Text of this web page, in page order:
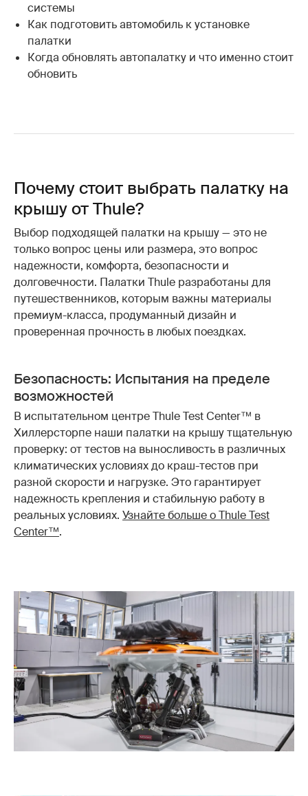
системы
Как подготовить автомобиль к установке
палатки
Когда обновлять автопалатку и что именно стоит
обновить
Почему стоит выбрать палатку на
крышу от Thule?
Выбор подходящей палатки на крышу — это не
только вопрос цены или размера, это вопрос
надежности, комфорта, безопасности и
долговечности. Палатки Thule разработаны для
путешественников, которым важны материалы
премиум-класса, продуманный дизайн и
проверенная прочность в любых поездках.
Безопасность: Испытания на пределе
возможностей
В испытательном центре Thule Test Center™ в
Хиллерсторпе наши палатки на крышу тщательную
проверку: от тестов на выносливость в различных
климатических условиях до краш-тестов при
разной скорости и нагрузке. Это гарантирует
надежность крепления и стабильную работу в
реальных условиях. Узнайте больше о Thule Test
Center™.